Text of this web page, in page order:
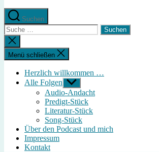
Suchen
Suche
nach:
Suche
schließen
Menü schließen
Herzlich willkommen …
Alle Folgen Untermenü
anzeigen
Audio-Andacht
Predigt-Stück
Literatur-Stück
Song-Stück
Über den Podcast und mich
Impressum
Kontakt